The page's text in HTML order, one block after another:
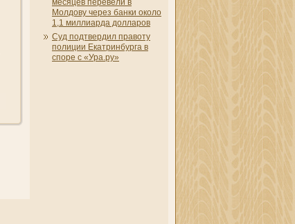
месяцев перевели в
Молдову через банки около
1,1 миллиарда долларов
Суд подтвердил правоту
полиции Екатринбурга в
споре с «Ура.ру»